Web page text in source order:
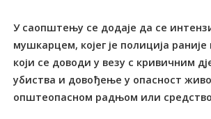
У саопштењу се додаје да се
мушкарцем, којег је полиција
који се доводи у везу с кривичним
убиства и довођење у опасност
општеопасном радњом или